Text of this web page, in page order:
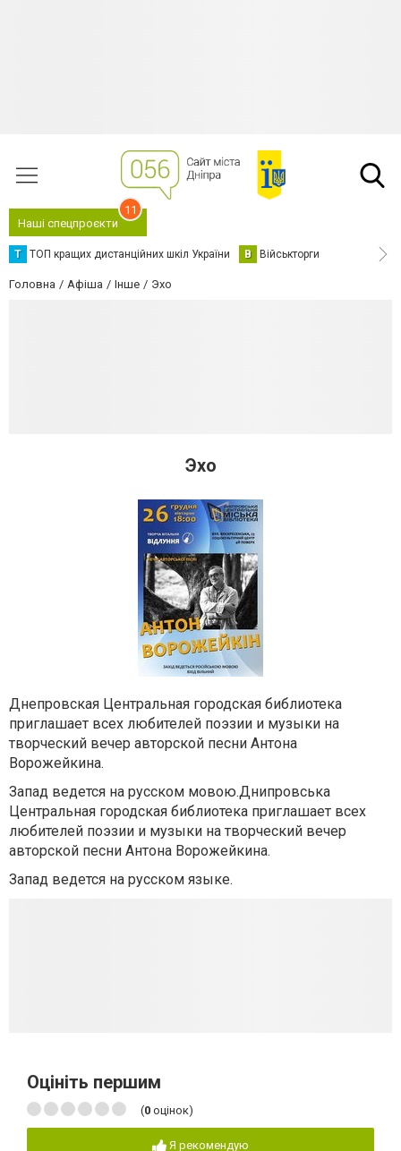
Наші спецпроєкти
11
Т ТОП кращих дистанційних шкіл України В Військторги
Головна Афіша Інше Эхо
Эхо
Днепровская Центральная городская библиотека
приглашает всех любителей поэзии и музыки на
творческий вечер авторской песни Антона
Ворожейкина.
Запад ведется на русском мовою.Днипровська
Центральная городская библиотека приглашает всех
любителей поэзии и музыки на творческий вечер
авторской песни Антона Ворожейкина.
Запад ведется на русском языке.
Оцініть першим
(0 оцінок)
Я рекомендую